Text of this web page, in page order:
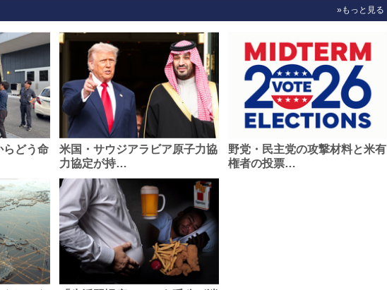
»もっと見る
らどう命
米国・サウジアラビア原子力協
力協定が持…
野党・民主党の攻撃材料と米有
権者の投票…